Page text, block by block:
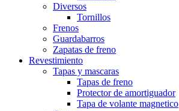
Diversos
Tornillos
Frenos
Guardabarros
Zapatas de freno
Revestimiento
Tapas y mascaras
Tapas de freno
Protector de amortiguador
Tapa de volante magnetico